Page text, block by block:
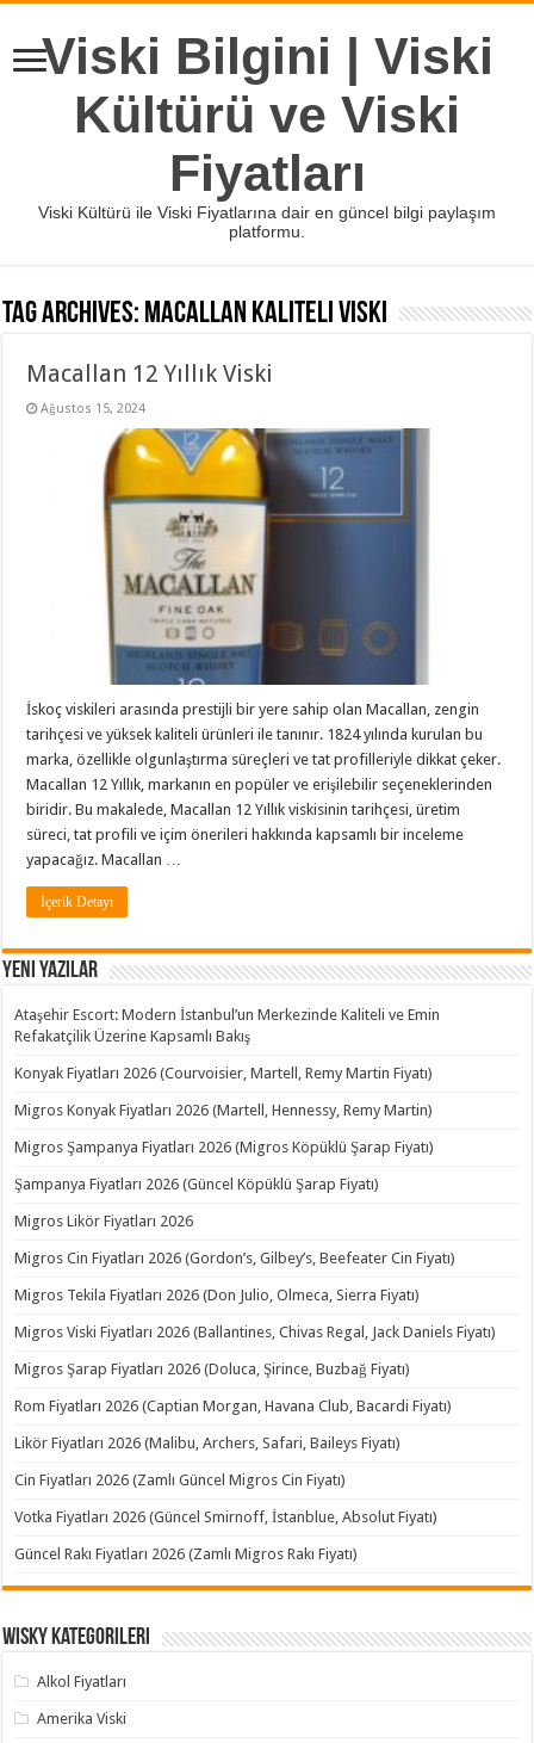
Viski Bilgini | Viski
Kültürü ve Viski
Fiyatları
Viski Kültürü ile Viski Fiyatlarına dair en güncel bilgi paylaşım
platformu.
Tag Archives: macallan kaliteli viski
Macallan 12 Yıllık Viski
Ağustos 15, 2024
İskoç viskileri arasında prestijli bir yere sahip olan Macallan, zengin
tarihçesi ve yüksek kaliteli ürünleri ile tanınır. 1824 yılında kurulan bu
marka, özellikle olgunlaştırma süreçleri ve tat profilleriyle dikkat çeker.
Macallan 12 Yıllık, markanın en popüler ve erişilebilir seçeneklerinden
biridir. Bu makalede, Macallan 12 Yıllık viskisinin tarihçesi, üretim
süreci, tat profili ve içim önerileri hakkında kapsamlı bir inceleme
yapacağız. Macallan …
İçerik Detayı
Yeni Yazılar
Ataşehir Escort: Modern İstanbul’un Merkezinde Kaliteli ve Emin
Refakatçilik Üzerine Kapsamlı Bakış
Konyak Fiyatları 2026 (Courvoisier, Martell, Remy Martin Fiyatı)
Migros Konyak Fiyatları 2026 (Martell, Hennessy, Remy Martin)
Migros Şampanya Fiyatları 2026 (Migros Köpüklü Şarap Fiyatı)
Şampanya Fiyatları 2026 (Güncel Köpüklü Şarap Fiyatı)
Migros Likör Fiyatları 2026
Migros Cin Fiyatları 2026 (Gordon’s, Gilbey’s, Beefeater Cin Fiyatı)
Migros Tekila Fiyatları 2026 (Don Julio, Olmeca, Sierra Fiyatı)
Migros Viski Fiyatları 2026 (Ballantines, Chivas Regal, Jack Daniels Fiyatı)
Migros Şarap Fiyatları 2026 (Doluca, Şirince, Buzbağ Fiyatı)
Rom Fiyatları 2026 (Captian Morgan, Havana Club, Bacardi Fiyatı)
Likör Fiyatları 2026 (Malibu, Archers, Safari, Baileys Fiyatı)
Cin Fiyatları 2026 (Zamlı Güncel Migros Cin Fiyatı)
Votka Fiyatları 2026 (Güncel Smirnoff, İstanblue, Absolut Fiyatı)
Güncel Rakı Fiyatları 2026 (Zamlı Migros Rakı Fiyatı)
Wisky Kategorileri
Alkol Fiyatları
Amerika Viski